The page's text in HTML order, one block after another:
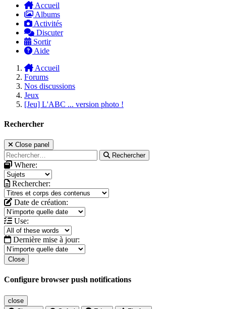
Accueil
Albums
Activités
Discuter
Sortir
Aide
Accueil
Forums
Nos discussions
Jeux
[Jeu] L'ABC ... version photo !
Rechercher
Close panel
Rechercher
Where:
Rechercher:
Date de création:
Use:
Dernière mise à jour:
Close
Configure browser push notifications
close